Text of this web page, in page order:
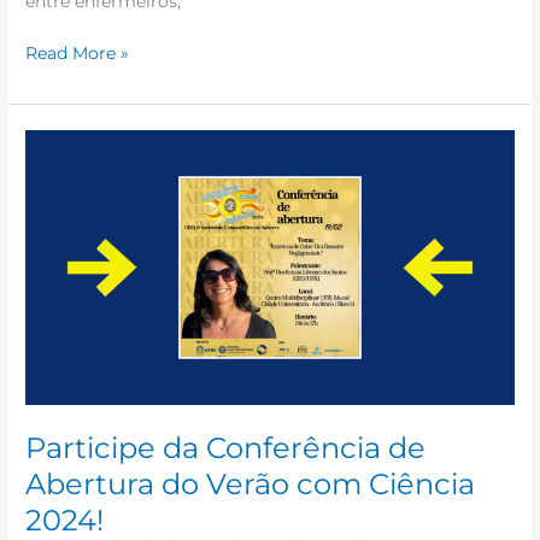
Read More »
Participe da Conferência de
Abertura do Verão com Ciência
2024!
Abertura